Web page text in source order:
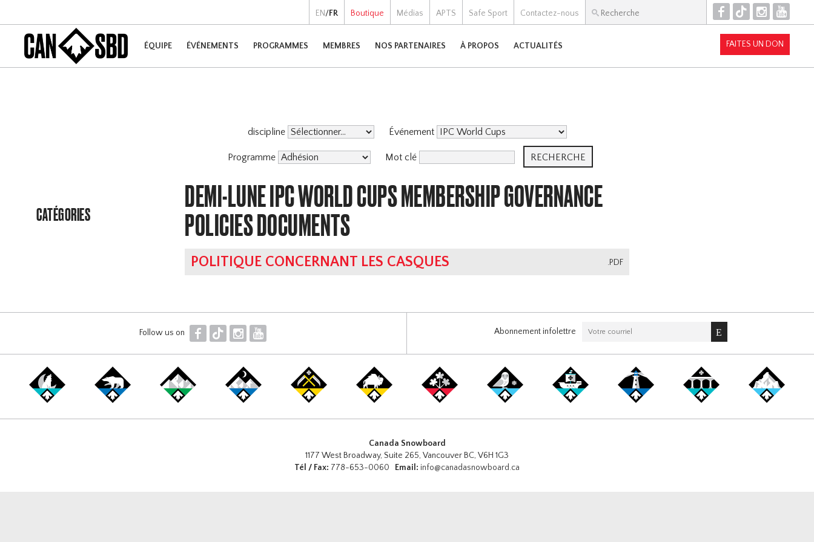
EN/FR Boutique Médias APTS Safe Sport Contactez-nous F T I Y
ÉQUIPE ÉVÉNEMENTS PROGRAMMES MEMBRES NOS PARTENAIRES À PROPOS ACTUALITÉS FAITES UN DON
CATÉGORIES
discipline Événement
Programme Mot clé
DEMI-LUNE IPC WORLD CUPS MEMBERSHIP GOVERNANCE
POLICIES DOCUMENTS
.PDF
POLITIQUE CONCERNANT LES CASQUES
Follow us on F T I Y Abonnement infolettre
Canada Snowboard
1177 West Broadway, Suite 265, Vancouver BC, V6H 1G3
Tél / Fax: 778-653-0060 Email: info@canadasnowboard.ca